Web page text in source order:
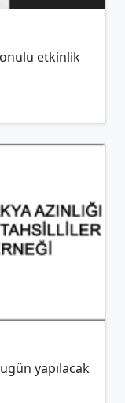
etkinlik
yapılacak